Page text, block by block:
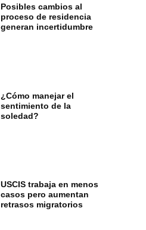
Posibles cambios al
proceso de residencia
generan incertidumbre
¿Cómo manejar el
sentimiento de la
soledad?
USCIS trabaja en menos
casos pero aumentan
retrasos migratorios